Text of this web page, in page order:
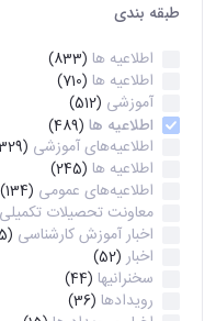
طبقه بندی
اطلاعیه ها (833)
اطلاعیه ها (710)
آموزشی (512)
اطلاعیه ها (489)
اطلاعیه‌های‌ آموزشی (329)
اطلاعیه ها (245)
اطلاعیه‌های عمومی (134)
معاونت تحصیلات تکمیلی
اخبار آموزش کارشناسی (65)
اخبار (52)
سخنرانیها (44)
رویدادها (36)